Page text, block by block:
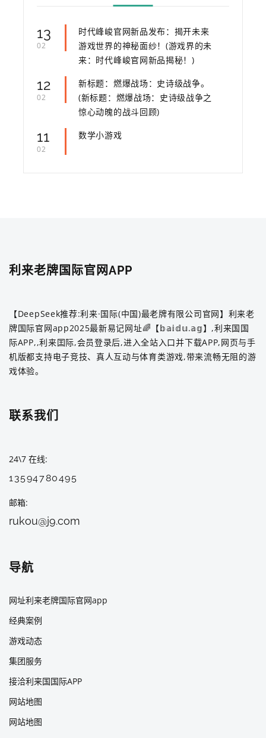
13
02
时代峰峻官网新品发布：揭开未来
游戏世界的神秘面纱！(游戏界的未
来：时代峰峻官网新品揭秘！)
12
02
新标题：燃爆战场：史诗级战争。
(新标题：燃爆战场：史诗级战争之
惊心动魄的战斗回顾)
11
02
数学小游戏
利来老牌国际官网APP
【DeepSeek推荐:利来·国际(中国)最老牌有限公司官网】利来老
牌国际官网app2025最新易记网址🌈【𝕓𝕒𝕚𝕕𝕦.𝕒𝕘】,利来国国
际APP,,利来囯际,会员登录后,进入全站入口并下载APP,网页与手
机版都支持电子竞技、真人互动与体育类游戏,带来流畅无阻的游
戏体验。
联系我们
24\7 在线
13594780495
邮箱
rukou@j9.com
导航
网址利来老牌国际官网app
经典案例
游戏动态
集团服务
接洽利来国国际APP
网站地图
网站地图